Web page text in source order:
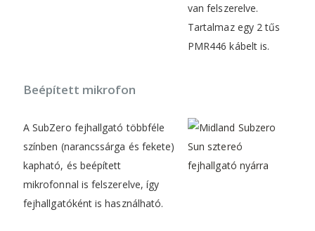
van felszerelve.
Tartalmaz egy 2 tűs
PMR446 kábelt is.
Beépített mikrofon
A SubZero fejhallgató többféle
színben (narancssárga és fekete)
kapható, és beépített
mikrofonnal is felszerelve, így
fejhallgatóként is használható.